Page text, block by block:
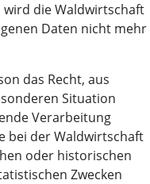
wird die Waldwirtschaft
Daten nicht mehr
das Recht, aus
Situation
Verarbeitung
bei der Waldwirtschaft
oder historischen
Zwecken